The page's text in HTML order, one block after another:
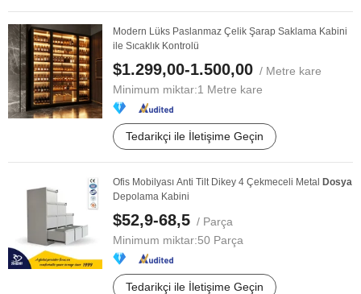
Modern Lüks Paslanmaz Çelik Şarap Saklama Kabini
ile Sıcaklık Kontrolü
$1.299,00-1.500,00 / Metre kare
Minimum miktar:1 Metre kare
Tedarikçi ile İletişime Geçin
Ofis Mobilyası Anti Tilt Dikey 4 Çekmeceli Metal Dosya
Depolama Kabini
$52,9-68,5 / Parça
Minimum miktar:50 Parça
Tedarikçi ile İletişime Geçin